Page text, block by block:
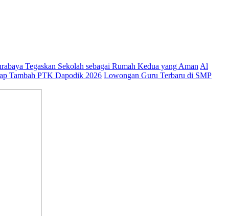
Tegaskan Sekolah sebagai Rumah Kedua yang Aman Al
Tambah PTK Dapodik 2026 Lowongan Guru Terbaru di SMP